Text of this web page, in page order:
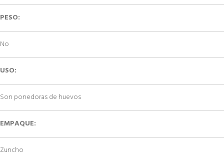
PESO:
No
USO:
Son ponedoras de huevos
EMPAQUE:
Zuncho